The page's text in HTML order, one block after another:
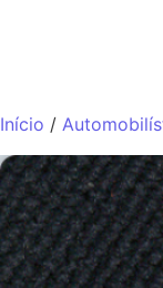
Início /